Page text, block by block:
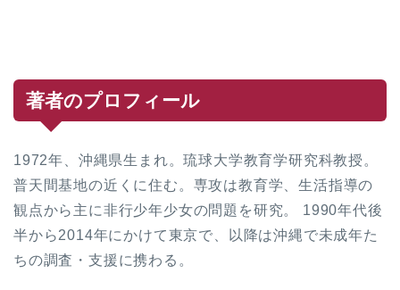
著者のプロフィール
1972年、沖縄県生まれ。琉球大学教育学研究科教授。
普天間基地の近くに住む。専攻は教育学、生活指導の
観点から主に非行少年少女の問題を研究。 1990年代後
半から2014年にかけて東京で、以降は沖縄で未成年た
ちの調査・支援に携わる。